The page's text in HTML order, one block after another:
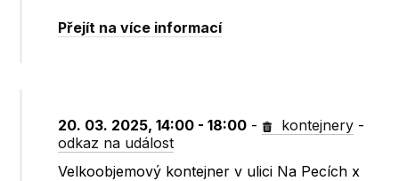
Přejít na více informací
20. 03. 2025, 14:00 - 18:00 - kontejnery -
odkaz na událost
Velkoobjemový kontejner v ulici Na Pecích x